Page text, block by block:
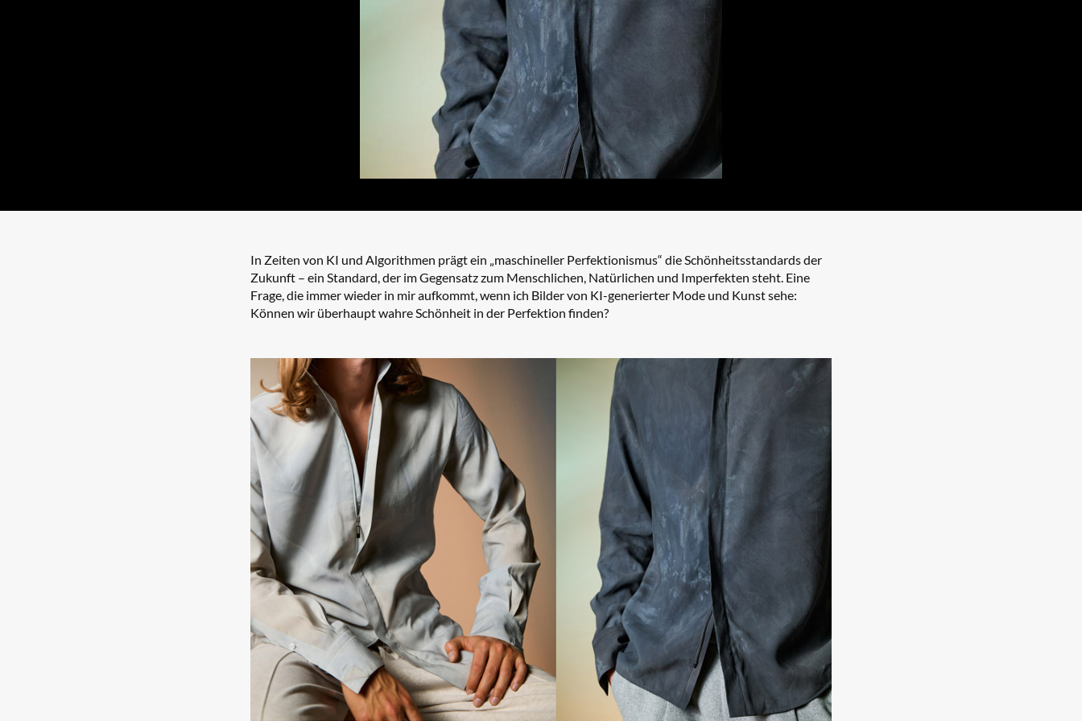
In Zeiten von KI und Algorithmen prägt ein „maschineller Perfektionismus“ die Schönheitsstandards der
Zukunft – ein Standard, der im Gegensatz zum Menschlichen, Natürlichen und Imperfekten steht. Eine
Frage, die immer wieder in mir aufkommt, wenn ich Bilder von KI-generierter Mode und Kunst sehe:
Können wir überhaupt wahre Schönheit in der Perfektion finden?